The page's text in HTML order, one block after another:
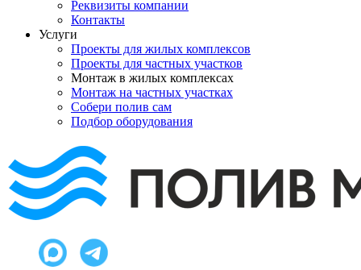
Реквизиты компании
Контакты
Услуги
Проекты для жилых комплексов
Проекты для частных участков
Монтаж в жилых комплексах
Монтаж на частных участках
Собери полив сам
Подбор оборудования